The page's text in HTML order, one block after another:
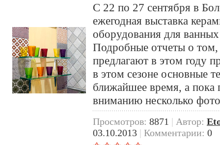
C 22 по 27 сентября в
ежегодная выставка
оборудования для
Подробные отчеты о
предлагают в этом году
в этом сезоне основные
ближайшее время, а пока
вниманию несколько
Просмотров: 8871 | Автор:
03.10.2013 | Комментарии: 0